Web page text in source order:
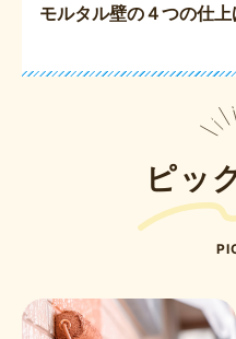
モルタル壁の４つの仕上
ピッ